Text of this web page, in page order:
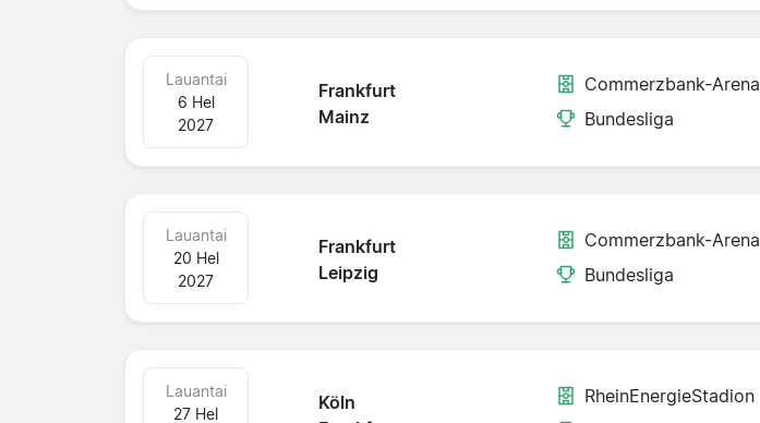
Frankfurt
Mainz
Lauantai
6 Hel
2027
Commerzbank-Arena
Bundesliga
Frankfurt
Leipzig
Lauantai
20 Hel
2027
Commerzbank-Arena
Bundesliga
Köln
Lauantai
27 Hel
RheinEnergieStadion